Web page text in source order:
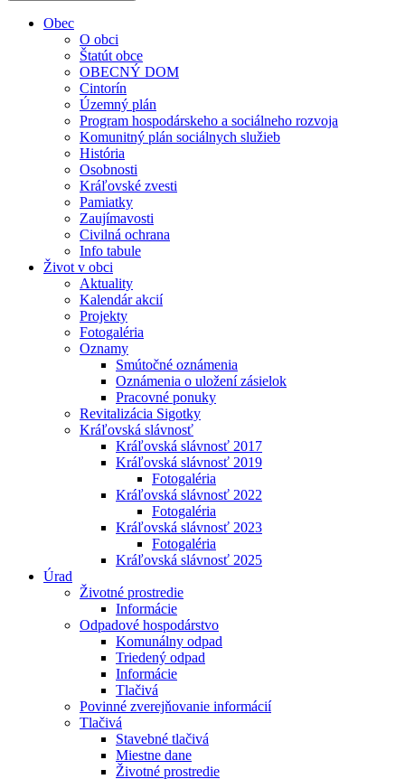
Obec
O obci
Štatút obce
OBECNÝ DOM
Cintorín
Územný plán
Program hospodárskeho a sociálneho rozvoja
Komunitný plán sociálnych služieb
História
Osobnosti
Kráľovské zvesti
Pamiatky
Zaujímavosti
Civilná ochrana
Info tabule
Život v obci
Aktuality
Kalendár akcií
Projekty
Fotogaléria
Oznamy
Smútočné oznámenia
Oznámenia o uložení zásielok
Pracovné ponuky
Revitalizácia Sigotky
Kráľovská slávnosť
Kráľovská slávnosť 2017
Kráľovská slávnosť 2019
Fotogaléria
Kráľovská slávnosť 2022
Fotogaléria
Kráľovská slávnosť 2023
Fotogaléria
Kráľovská slávnosť 2025
Úrad
Životné prostredie
Informácie
Odpadové hospodárstvo
Komunálny odpad
Triedený odpad
Informácie
Tlačivá
Povinné zverejňovanie informácií
Tlačivá
Stavebné tlačivá
Miestne dane
Životné prostredie